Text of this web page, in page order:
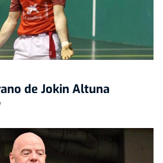
de Jokin Altuna